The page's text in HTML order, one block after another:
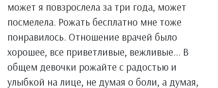
может я повзрослела за три года, может
посмелела. Рожать бесплатно мне тоже
понравилось. Отношение врачей было
хорошее, все приветливые, вежливые... В
общем девочки рожайте с радостью и
улыбкой на лице, не думая о боли, а думая,